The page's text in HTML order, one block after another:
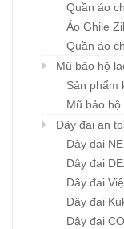
Quần áo
Áo Ghile
Quần áo
Mũ bảo hộ
Sản phẩm
Mũ bảo hộ
Dây đai an
Dây đai
Dây đai
Dây đai
Dây đai
Dây đai